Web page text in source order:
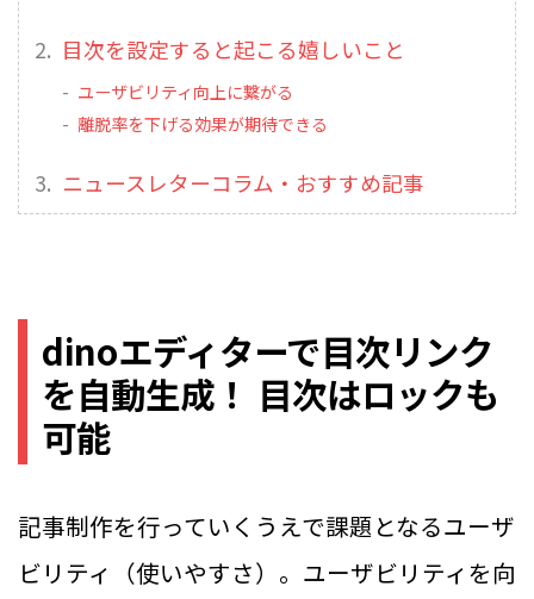
目次を設定すると起こる嬉しいこと
ユーザビリティ向上に繋がる
離脱率を下げる効果が期待できる
ニュースレターコラム・おすすめ記事
dinoエディターで目次リンク
を自動生成！ 目次はロックも
可能
記事制作を行っていくうえで課題となるユーザ
ビリティ（使いやすさ）。ユーザビリティを向